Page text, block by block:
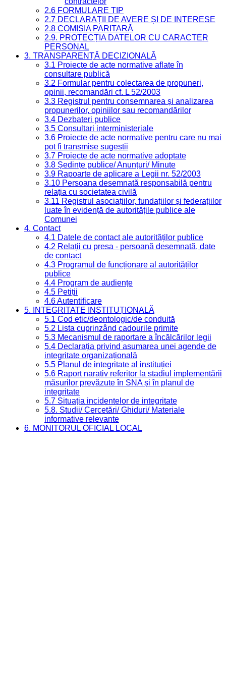
2.6 FORMULARE TIP
2.7 DECLARAȚII DE AVERE ȘI DE INTERESE
2.8 COMISIA PARITARĂ
2.9. PROTECȚIA DATELOR CU CARACTER
PERSONAL
3. TRANSPARENȚĂ DECIZIONALĂ
3.1 Proiecte de acte normative aflate în
consultare publică
3.2 Formular pentru colectarea de propuneri,
opinii, recomandări cf. L 52/2003
3.3 Registrul pentru consemnarea și analizarea
propunerilor, opiniilor sau recomandărilor
3.4 Dezbateri publice
3.5 Consultari interministeriale
3.6 Proiecte de acte normative pentru care nu mai
pot fi transmise sugestii
3.7 Proiecte de acte normative adoptate
3.8 Ședințe publice/ Anunțuri/ Minute
3.9 Rapoarte de aplicare a Legii nr. 52/2003
3.10 Persoana desemnată responsabilă pentru
relația cu societatea civilă
3.11 Registrul asociațiilor, fundațiilor și federațiilor
luate în evidență de autoritățile publice ale
Comunei
4. Contact
4.1 Datele de contact ale autorităților publice
4.2 Relații cu presa - persoană desemnată, date
de contact
4.3 Programul de funcționare al autorităților
publice
4.4 Program de audiențe
4.5 Petiții
4.6 Autentificare
5. INTEGRITATE INSTITUȚIONALĂ
5.1 Cod etic/deontologic/de conduită
5.2 Lista cuprinzând cadourile primite
5.3 Mecanismul de raportare a încălcărilor legii
5.4 Declarația privind asumarea unei agende de
integritate organizațională
5.5 Planul de integritate al instituției
5.6 Raport narativ referitor la stadiul implementării
măsurilor prevăzute în SNA și în planul de
integritate
5.7 Situația incidentelor de integritate
5.8. Studii/ Cercetări/ Ghiduri/ Materiale
informative relevante
6. MONITORUL OFICIAL LOCAL